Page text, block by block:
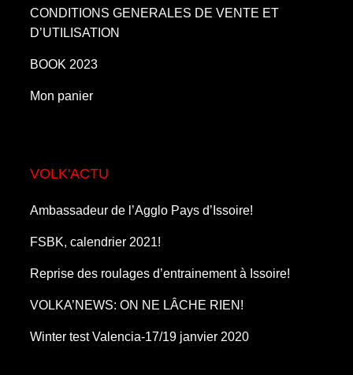
CONDITIONS GENERALES DE VENTE ET
D’UTILISATION
BOOK 2023
Mon panier
VOLK'ACTU
Ambassadeur de l’Agglo Pays d’Issoire!
FSBK, calendrier 2021!
Reprise des roulages d’entrainement à Issoire!
VOLKA’NEWS: ON NE LÂCHE RIEN!
Winter test Valencia-17/19 janvier 2020